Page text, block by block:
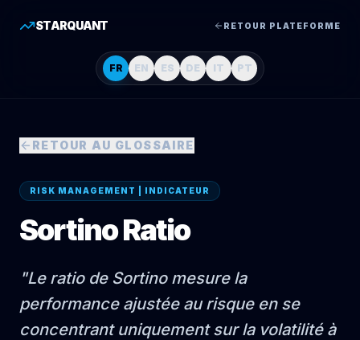
STARQUANT RETOUR PLATEFORME
FR EN ES DE IT PT
RETOUR AU GLOSSAIRE
RISK MANAGEMENT | INDICATEUR
Sortino Ratio
"Le ratio de Sortino mesure la
performance ajustée au risque en se
concentrant uniquement sur la volatilité à